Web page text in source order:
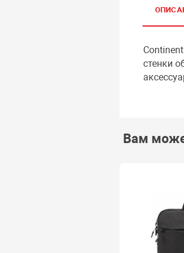
стенки
Вам